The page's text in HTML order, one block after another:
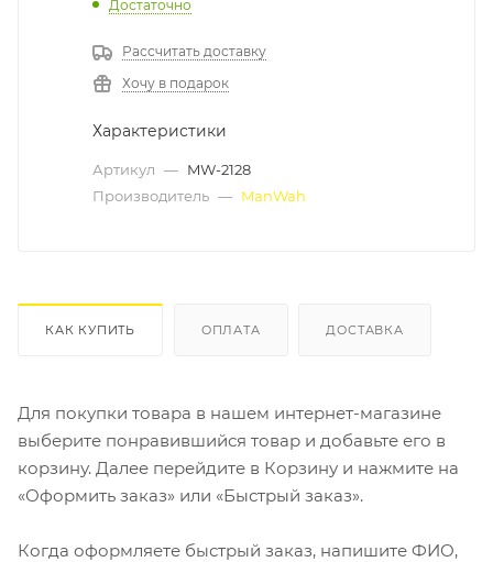
Достаточно
Рассчитать доставку
Хочу в подарок
Характеристики
Артикул — MW-2128
Производитель — ManWah
КАК КУПИТЬ ОПЛАТА ДОСТАВКА
Для покупки товара в нашем интернет-магазине
выберите понравившийся товар и добавьте его в
корзину. Далее перейдите в Корзину и нажмите на
«Оформить заказ» или «Быстрый заказ».
Когда оформляете быстрый заказ, напишите ФИО,